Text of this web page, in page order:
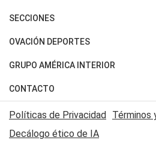
Últimas Noticias
Política
Judiciales
Economia
SECCIONES
Horóscopo
Motores
Trucos caseros
Series y Películas
Edictos y Solicitadas
OVACIÓN DEPORTES
Fútbol
Mundial
Automovilismo
Rugby
GRUPO AMÉRICA INTERIOR
Canal 7 en Vivo
CONTACTO
Acerca de Nosotros
Contactanos
Políticas de Privacidad Términos
Decálogo ético de IA